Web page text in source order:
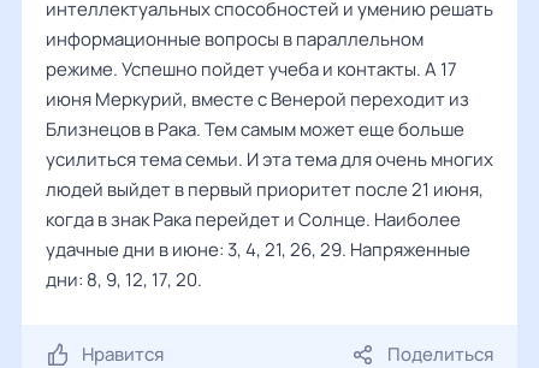
интеллектуальных способностей и умению решать
информационные вопросы в параллельном
режиме. Успешно пойдет учеба и контакты. А 17
июня Меркурий, вместе с Венерой переходит из
Близнецов в Рака. Тем самым может еще больше
усилиться тема семьи. И эта тема для очень многих
людей выйдет в первый приоритет после 21 июня,
когда в знак Рака перейдет и Солнце. Наиболее
удачные дни в июне: 3, 4, 21, 26, 29. Напряженные
дни: 8, 9, 12, 17, 20.
Нравится Поделиться